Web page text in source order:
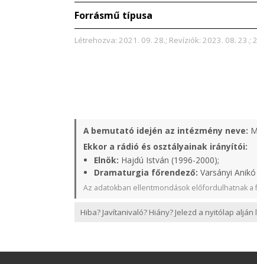
Forrásmű típusa
Létrehozva: 2021. 09. 28.; Revíziók: 2023. 08. 23.;
A bemutató idején az intézmény neve:
Ekkor a rádió és osztályainak irányítói:
Elnök: Hajdú István (1996-2000);
Dramaturgia főrendező: Varsányi
Az adatokban ellentmondások előfordulhatnak a
Hiba? Javítanivaló? Hiány? Jelezd a nyitólap